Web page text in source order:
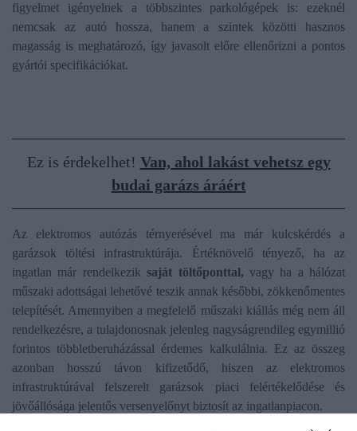
figyelmet igényelnek a többszintes parkológépek is: ezeknél
nemcsak az autó hossza, hanem a szintek közötti hasznos
magasság is meghatározó, így javasolt előre ellenőrizni a pontos
gyártói specifikációkat.
Ez is érdekelhet! Van, ahol lakást vehetsz egy
budai garázs áráért
Az elektromos autózás térnyerésével ma már kulcskérdés a
garázsok töltési infrastruktúrája. Értéknövelő tényező, ha az
ingatlan már rendelkeziksaját töltőponttal, vagy ha a hálózat
műszaki adottságai lehetővé teszik annak későbbi, zökkenőmentes
telepítését. Amennyiben a megfelelő műszaki kiállás még nem áll
rendelkezésre, a tulajdonosnak jelenleg nagyságrendileg egymillió
forintos többletberuházással érdemes kalkulálnia. Ez az összeg
azonban hosszú távon kifizetődő, hiszen az elektromos
infrastruktúrával felszerelt garázsok piaci felértékelődése és
jövőállósága jelentős versenyelőnyt biztosít az ingatlanpiacon.